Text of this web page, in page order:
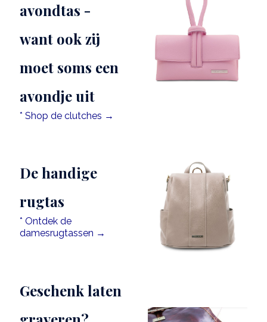
avondtas -
want ook zij
moet soms een
avondje uit
* Shop de clutches →
De handige
rugtas
* Ontdek de
damesrugtassen →
Geschenk laten